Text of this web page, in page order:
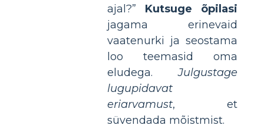
ajal?” Kutsuge õpilasi
jagama erinevaid
vaatenurki ja seostama
loo teemasid oma
eludega.Julgustage
lugupidavat
eriarvamust, et
süvendada mõistmist.